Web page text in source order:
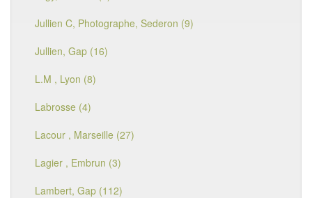
Jullien C, Photographe, Sederon (9)
Jullien, Gap (16)
L.M , Lyon (8)
Labrosse (4)
Lacour , Marseille (27)
Lagier , Embrun (3)
Lambert, Gap (112)